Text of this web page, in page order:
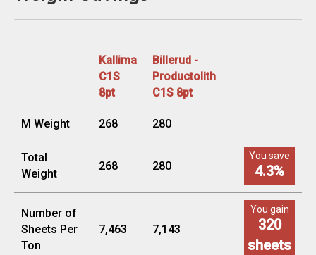
Kallima
C1S
8pt
Billerud -
Productolith
C1S 8pt
M Weight 268 280
Total
Weight
268 280
You save
4.3%
Number of
Sheets Per
Ton
7,463 7,143
You gain
320
sheets